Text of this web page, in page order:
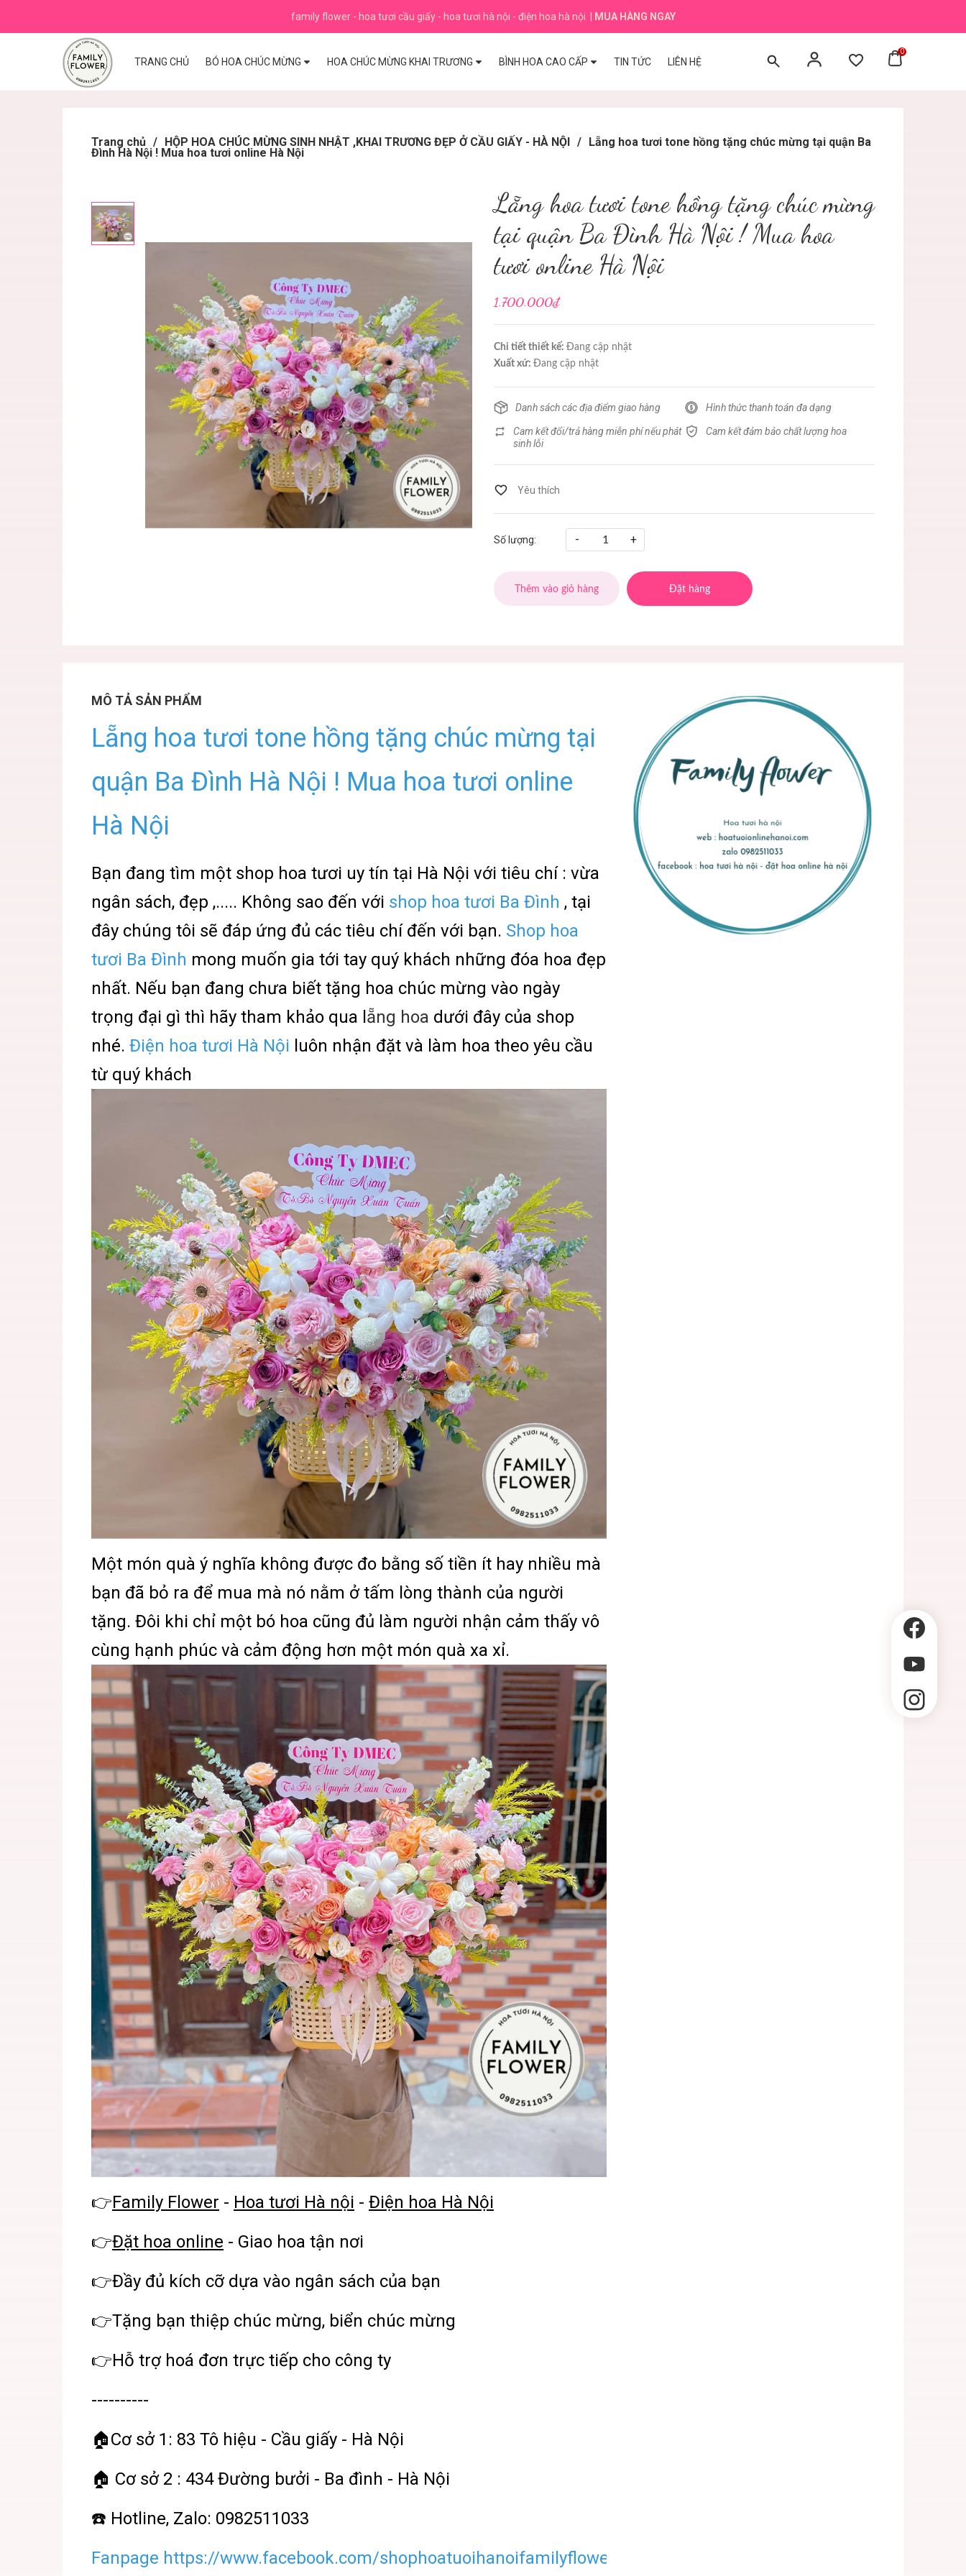
family flower - hoa tươi cầu giấy - hoa tươi hà nội - điện hoa hà nội MUA HÀNG NGAY
TRANG CHỦ BÓ HOA CHÚC MỪNG HOA CHÚC MỪNG KHAI TRƯƠNG BÌNH HOA CAO CẤP TIN TỨC LIÊN HỆ
0
Trang chủ / HỘP HOA CHÚC MỪNG SINH NHẬT ,KHAI TRƯƠNG ĐẸP Ở CẦU GIẤY - HÀ NỘI / Lẵng hoa tươi tone hồng tặng chúc mừng tại quận Ba
Đình Hà Nội ! Mua hoa tươi online Hà Nội
Lẵng hoa tươi tone hồng tặng chúc mừng
tại quận Ba Đình Hà Nội ! Mua hoa
tươi online Hà Nội
1.700.000₫
Chi tiết thiết kế: Đang cập nhật
Xuất xứ: Đang cập nhật
Danh sách các địa điểm giao hàng Hình thức thanh toán đa dạng
Cam kết đổi/trả hàng miễn phí nếu phát
sinh lỗi
Cam kết đảm bảo chất lượng hoa
Số lượng: - +
Thêm vào giỏ hàng Đặt hàng
MÔ TẢ SẢN PHẨM
Lẵng hoa tươi tone hồng tặng chúc mừng tại
quận Ba Đình Hà Nội ! Mua hoa tươi online
Hà Nội
Bạn đang tìm một shop hoa tươi uy tín tại Hà Nội với tiêu chí : vừa
ngân sách, đẹp ,..... Không sao đến với shop hoa tươi Ba Đình , tại
đây chúng tôi sẽ đáp ứng đủ các tiêu chí đến với bạn. Shop hoa
tươi Ba Đình mong muốn gia tới tay quý khách những đóa hoa đẹp
nhất. Nếu bạn đang chưa biết tặng hoa chúc mừng vào ngày
trọng đại gì thì hãy tham khảo qua l ẵng hoa dưới đây của shop
nhé. Điện hoa tươi Hà Nội luôn nhận đặt và làm hoa theo yêu cầu
từ quý khách
Một món quà ý nghĩa không được đo bằng số tiền ít hay nhiều mà
bạn đã bỏ ra để mua mà nó nằm ở tấm lòng thành của người
tặng. Đôi khi chỉ một bó hoa cũng đủ làm người nhận cảm thấy vô
cùng hạnh phúc và cảm động hơn một món quà xa xỉ.
👉Family Flower - Hoa tươi Hà nội - Điện hoa Hà Nội
👉Đặt hoa online - Giao hoa tận nơi
👉Đầy đủ kích cỡ dựa vào ngân sách của bạn
👉Tặng bạn thiệp chúc mừng, biển chúc mừng
👉Hỗ trợ hoá đơn trực tiếp cho công ty
----------
🏠Cơ sở 1: 83 Tô hiệu - Cầu giấy - Hà Nội
🏠 Cơ sở 2 : 434 Đường bưởi - Ba đình - Hà Nội
☎️ Hotline, Zalo: 0982511033
Fanpage https://www.facebook.com/shophoatuoihanoifamilyflower?